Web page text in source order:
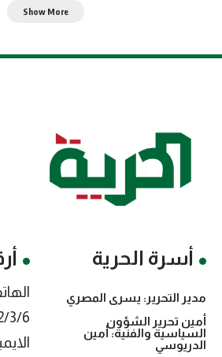
Show More
أسرة الحرية
مدير التحرير: يسرى المصري
أمين تحرير الشؤون
السياسية والفنية: أمين
الدريوسي
-011